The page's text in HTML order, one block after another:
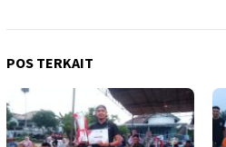
POS TERKAIT